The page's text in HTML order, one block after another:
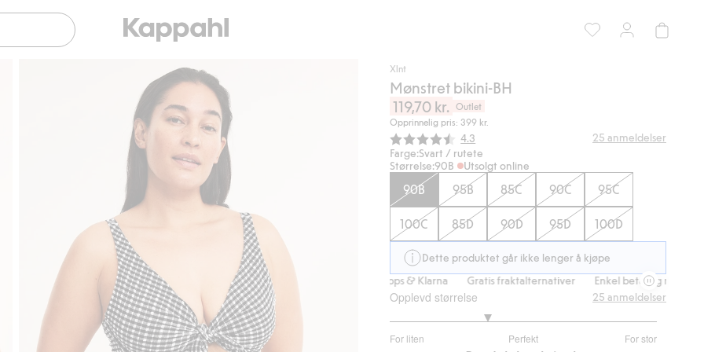
Xlnt
Mønstret bikini-BH
119,70 kr. Outlet
Opprinnelig pris: 399 kr.
Gjennomsnittskarakter:
4.3 25 anmeldelser
Farge:Svart / rutete
Størrelse:90B Utsolgt online
90B 95B 85C 90C 95C
100C 85D 90D 95D 100D
Dette produktet går ikke lenger å kjøpe
Gratis fraktalternativer
Enkel betaling med Vipps & Klarna Gratis fraktalternativer Enkel betaling med Vipps &
Opplevd størrelse
For liten Perfekt For stor
av
25 anmeldelser